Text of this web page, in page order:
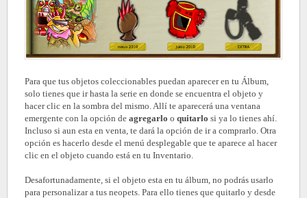
Para que tus objetos coleccionables puedan aparecer en tu Álbum,
solo tienes que ir hasta la serie en donde se encuentra el objeto y
hacer clic en la sombra del mismo. Allí te aparecerá una ventana
emergente con la opción de agregarlo o quitarlo si ya lo tienes ahí.
Incluso si aun esta en venta, te dará la opción de ir a comprarlo. Otra
opción es hacerlo desde el menú desplegable que te aparece al hacer
clic en el objeto cuando está en tu Inventario.
Desafortunadamente, si el objeto esta en tu álbum, no podrás usarlo
para personalizar a tus neopets. Para ello tienes que quitarlo y desde